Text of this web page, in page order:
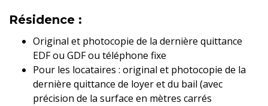
Résidence :
Original et photocopie de la dernière quittance
EDF ou GDF ou téléphone fixe
Pour les locataires : original et photocopie de la
dernière quittance de loyer et du bail (avec
précision de la surface en mètres carrés